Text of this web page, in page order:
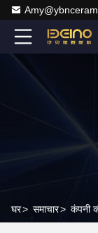
घर> समाचार>